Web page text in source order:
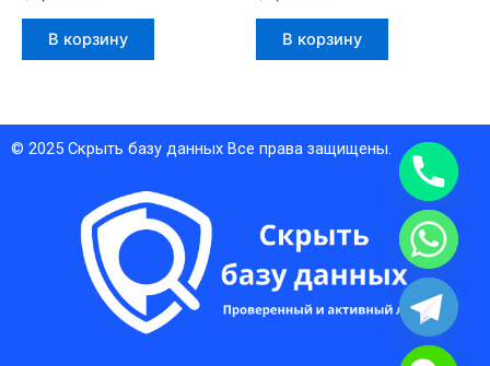
В корзину В корзину
© 2025 Скрыть базу данных Все права защищены.